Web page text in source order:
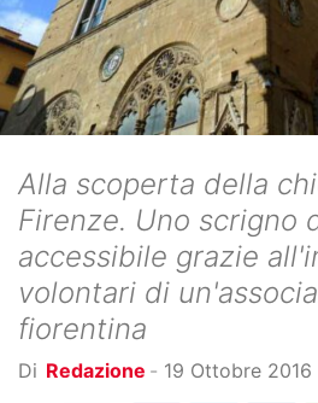
Alla scoperta della
Firenze. Uno scrigno
accessibile grazie
volontari di
fiorentina
Di Redazione - 19 Ottobre 2016